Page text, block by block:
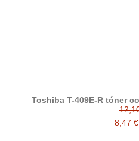
Toshiba T-409E-R tóner
8,47 €